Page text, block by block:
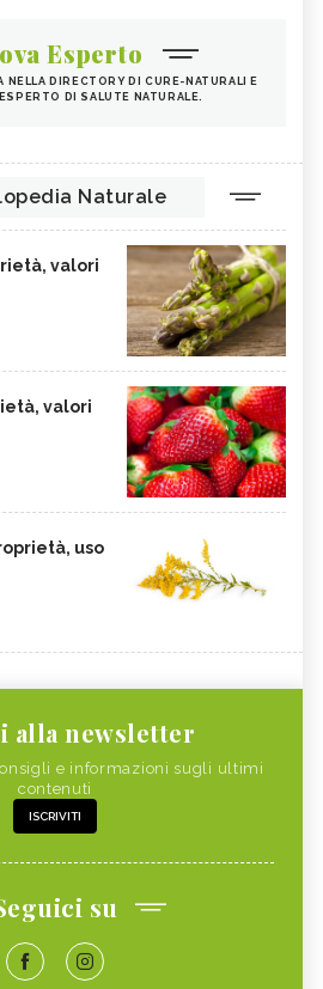
Esperto
NELLA DIRECTORY DI CURE-NATURALI E
DI SALUTE NATURALE.
Naturale
valori
valori
uso
alla newsletter
e informazioni sugli ultimi
contenuti
ISCRIVITI
su